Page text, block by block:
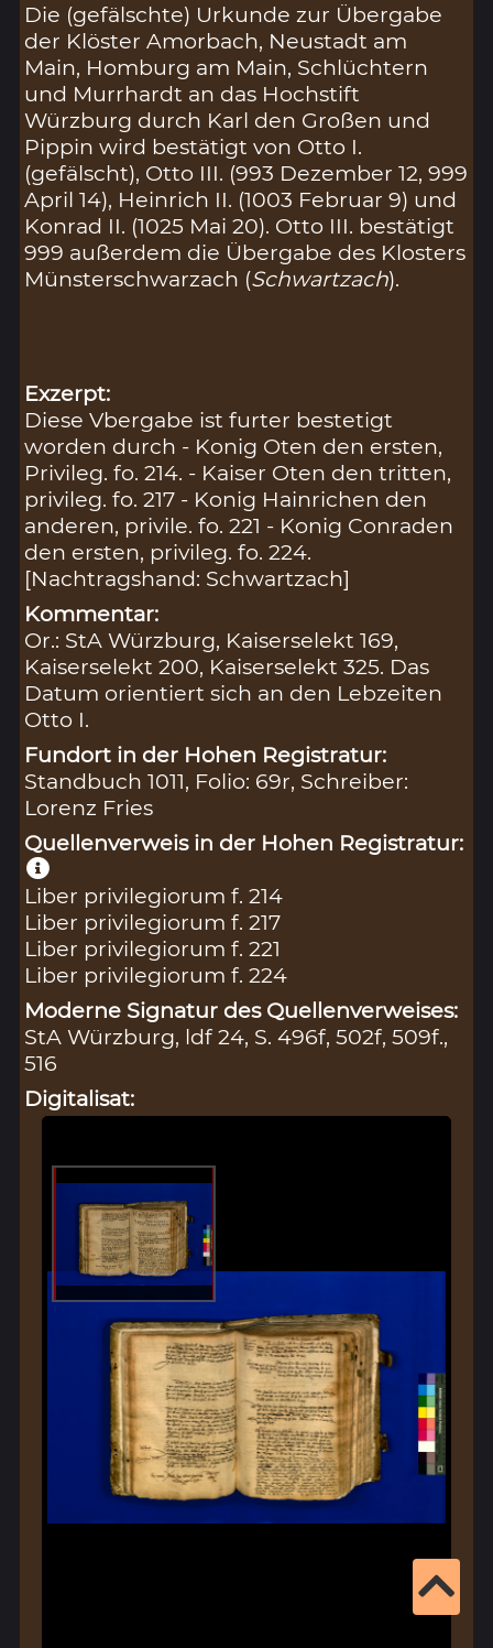
Die (gefälschte) Urkunde zur Übergabe
der Klöster Amorbach, Neustadt am
Main, Homburg am Main, Schlüchtern
und Murrhardt an das Hochstift
Würzburg durch Karl den Großen und
Pippin wird bestätigt von Otto I.
(gefälscht), Otto III. (993 Dezember 12, 999
April 14), Heinrich II. (1003 Februar 9) und
Konrad II. (1025 Mai 20). Otto III. bestätigt
999 außerdem die Übergabe des Klosters
Münsterschwarzach (Schwartzach).
Exzerpt:
Diese Vbergabe ist furter bestetigt
worden durch - Konig Oten den ersten,
Privileg. fo. 214. - Kaiser Oten den tritten,
privileg. fo. 217 - Konig Hainrichen den
anderen, privile. fo. 221 - Konig Conraden
den ersten, privileg. fo. 224.
[Nachtragshand: Schwartzach]
Kommentar:
Or.: StA Würzburg, Kaiserselekt 169,
Kaiserselekt 200, Kaiserselekt 325. Das
Datum orientiert sich an den Lebzeiten
Otto I.
Fundort in der Hohen Registratur:
Standbuch 1011, Folio: 69r, Schreiber:
Lorenz Fries
Quellenverweis in der Hohen Registratur:
Liber privilegiorum f. 214
Liber privilegiorum f. 217
Liber privilegiorum f. 221
Liber privilegiorum f. 224
Moderne Signatur des Quellenverweises:
StA Würzburg, ldf 24, S. 496f, 502f, 509f.,
516
Digitalisat: